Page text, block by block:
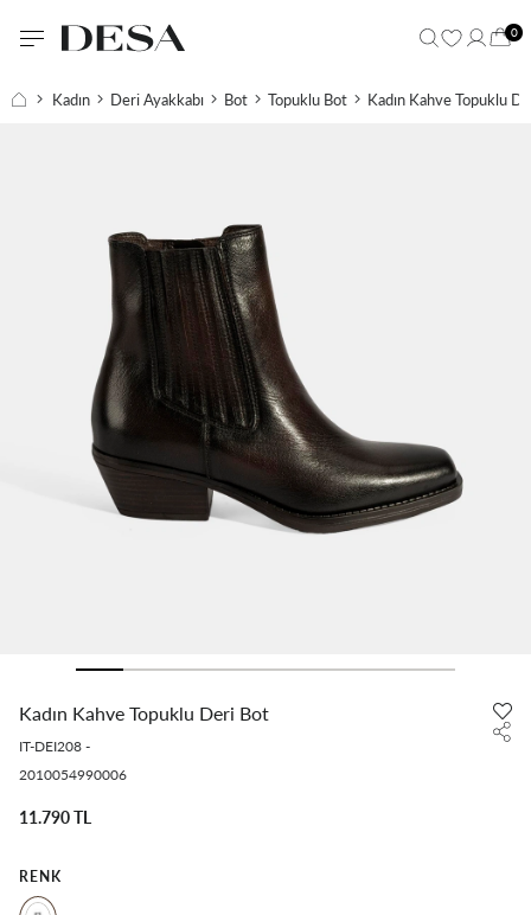
0
Kadın Deri Ayakkabı Bot Topuklu Bot Kadın Kahve Topuklu
Kadın Kahve Topuklu Deri Bot
IT-DEI208 -
2010054990006
11.790 TL
RENK